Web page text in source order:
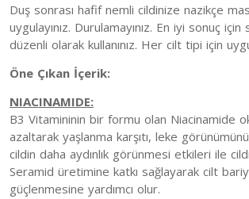
Duş sonrası hafif nemli cildinize nazikçe
uygulayınız. Durulamayınız. En iyi sonuç
düzenli olarak kullanınız. Her cilt tipi için
Öne Çıkan İçerik:
NIACINAMIDE:
B3 Vitamininin bir formu olan Niacinamide
azaltarak yaşlanma karşıtı, leke
cildin daha aydınlık görünmesi etkileri ile
Seramid üretimine katkı sağlayarak cilt
güçlenmesine yardımcı olur.